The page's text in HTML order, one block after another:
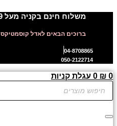
דלג
משלוח חינם בקניה מעל ₪299 | עד 5 ימי עסקים
ברוכים הבאים לאדל קוסמטיקס
04-8708865
050-2122714
₪ 0
0 עגלת קניות
Products
search